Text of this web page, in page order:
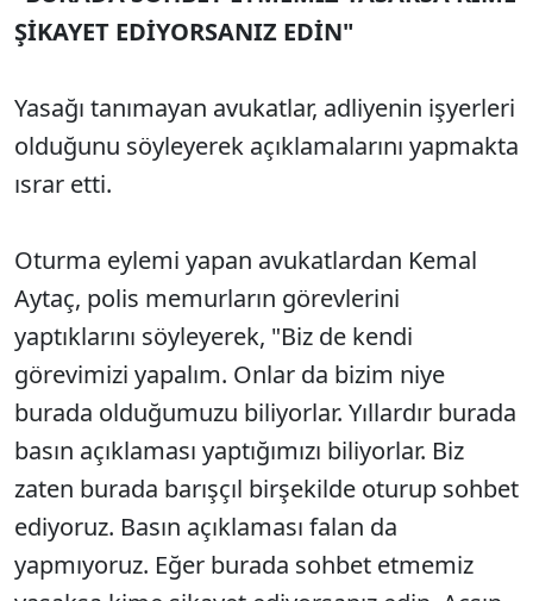
ŞİKAYET EDİYORSANIZ EDİN"
Yasağı tanımayan avukatlar, adliyenin işyerleri
olduğunu söyleyerek açıklamalarını yapmakta
ısrar etti.
Oturma eylemi yapan avukatlardan Kemal
Aytaç, polis memurların görevlerini
yaptıklarını söyleyerek, "Biz de kendi
görevimizi yapalım. Onlar da bizim niye
burada olduğumuzu biliyorlar. Yıllardır burada
basın açıklaması yaptığımızı biliyorlar. Biz
zaten burada barışçıl birşekilde oturup sohbet
ediyoruz. Basın açıklaması falan da
yapmıyoruz. Eğer burada sohbet etmemiz